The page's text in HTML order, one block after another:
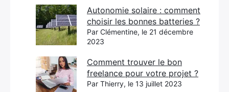
Autonomie solaire : comment
choisir les bonnes batteries ?
Par Clémentine, le 21 décembre
2023
Comment trouver le bon
freelance pour votre projet ?
Par Thierry, le 13 juillet 2023